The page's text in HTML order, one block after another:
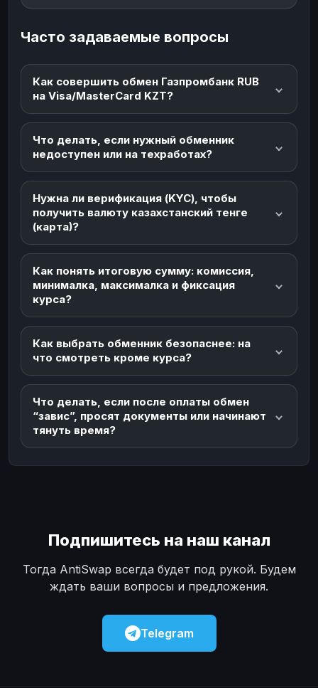
Часто задаваемые вопросы
Как совершить обмен Газпромбанк RUB
на Visa/MasterCard KZT?
Что делать, если нужный обменник
недоступен или на техработах?
Нужна ли верификация (KYC), чтобы
получить валюту казахстанский тенге
(карта)?
Как понять итоговую сумму: комиссия,
минималка, максималка и фиксация
курса?
Как выбрать обменник безопаснее: на
что смотреть кроме курса?
Что делать, если после оплаты обмен
“завис”, просят документы или начинают
тянуть время?
Подпишитесь на наш канал
Тогда AntiSwap всегда будет под рукой. Будем
ждать ваши вопросы и предложения.
Telegram